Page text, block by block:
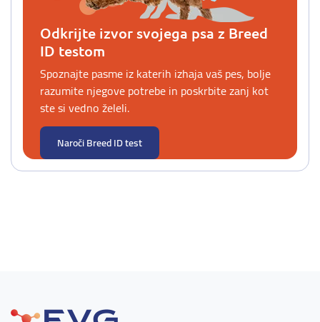
Odkrijte izvor svojega psa z Breed
ID testom
Spoznajte pasme iz katerih izhaja vaš pes, bolje
razumite njegove potrebe in poskrbite zanj kot
ste si vedno želeli.
Naroči Breed ID test